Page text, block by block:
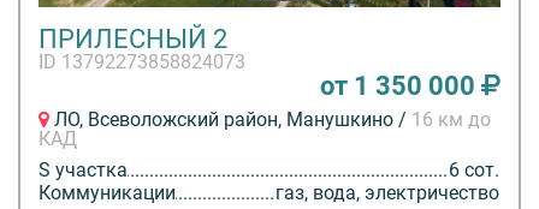
ПРИЛЕСНЫЙ 2
ID 13792273858824073
от 1 350 000
ЛО, Всеволожский район, Манушкино / 16 км до
КАД
S участка
6 сот.
Коммуникации
газ, вода, электричество